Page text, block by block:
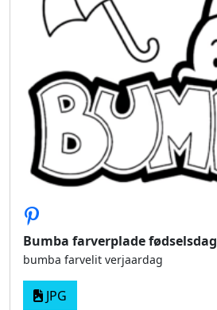
Bumba farverplade fødselsdag
bumba farvelit verjaardag
JPG